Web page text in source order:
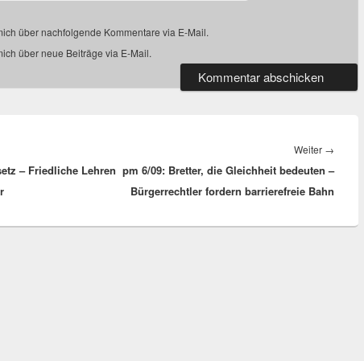
über nachfolgende Kommentare via E-Mail.
über neue Beiträge via E-Mail.
– Friedliche Lehren
Weiter →
Beitrag:
pm 6/09: Bretter, die Gleichheit bedeuten –
Bürgerrechtler fordern barrierefreie Bahn